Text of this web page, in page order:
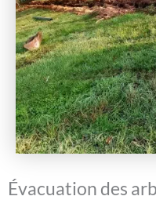
Évacuation des